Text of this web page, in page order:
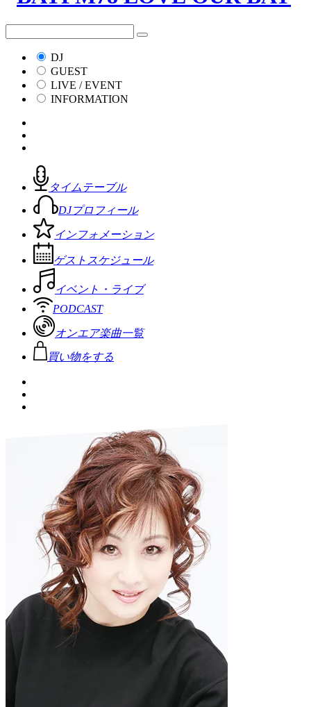
DJ
GUEST
LIVE / EVENT
INFORMATION
タイムテーブル
DJプロフィール
インフォメーション
ゲストスケジュール
イベント・ライブ
PODCAST
オンエア楽曲一覧
買い物をする